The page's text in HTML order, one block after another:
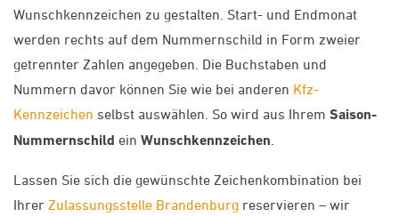
Wunschkennzeichen zu gestalten. Start- und Endmonat
werden rechts auf dem Nummernschild in Form zweier
getrennter Zahlen angegeben. Die Buchstaben und
Nummern davor können Sie wie bei anderen Kfz-
Kennzeichen selbst auswählen. So wird aus Ihrem Saison-
Nummernschild ein Wunschkennzeichen
Lassen Sie sich die gewünschte Zeichenkombination bei
Ihrer Zulassungsstelle Brandenburg reservieren – wir